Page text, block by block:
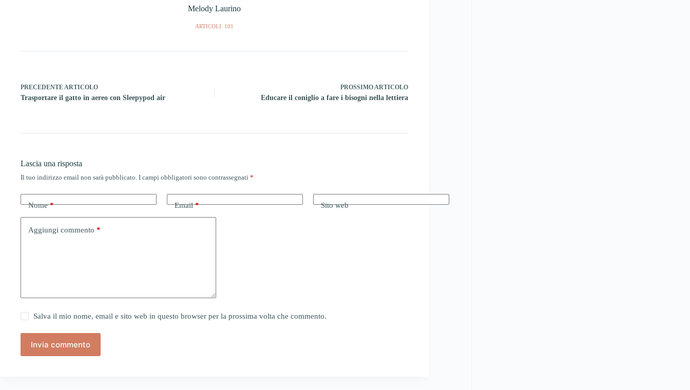
Melody Laurino
ARTICOLI: 101
PRECEDENTEARTICOLO
Trasportare il gatto in aereo con Sleepypod air
PROSSIMOARTICOLO
Educare il coniglio a fare i bisogni nella lettiera
Lascia una risposta
Il tuo indirizzo email non sarà pubblicato. I campi obbligatori sono contrassegnati *
Nome* Email* Sito web
Aggiungi commento *
Salva il mio nome, email e sito web in questo browser per la prossima volta che commento.
Invia commento